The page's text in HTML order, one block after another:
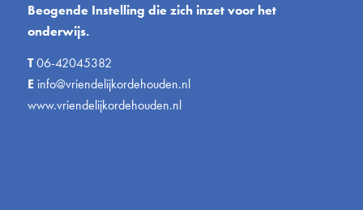
Beogende Instelling die zich inzet voor het
onderwijs.
T06-42045382
E info@vriendelijkordehouden.nl
www.vriendelijkordehouden.nl